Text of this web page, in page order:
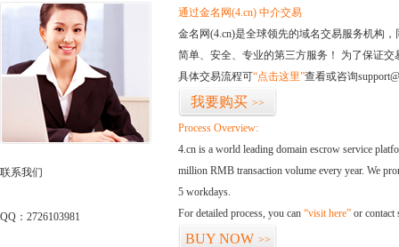
联系我们
QQ：2726103981
通过金名网(4.cn) 中介交易
金名网(4.cn)是全球领先的域名交易服务机构
简单、安全、专业的第三方服务！ 为了保证
具体交易流程可“点击这里”查看或咨询
我要购买 >>
Process Overview:
4.cn is a world leading domain escrow service
million RMB transaction volume every year. We
5 workdays.
For detailed process, you can “visit here” or contact
BUY NOW >>